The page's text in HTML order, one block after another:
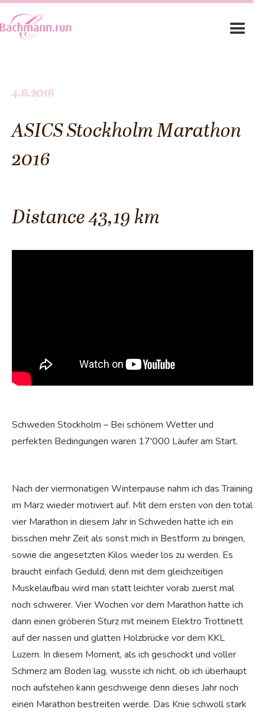
4.6.2016
ASICS Stockholm Marathon
2016
Distance 43,19 km
Schweden Stockholm – Bei schönem Wetter und
perfekten Bedingungen waren 17'000 Läufer am Start.
Nach der viermonatigen Winterpause nahm ich das Training
im März wieder motiviert auf. Mit dem ersten von den total
vier Marathon in diesem Jahr in Schweden hatte ich ein
bisschen mehr Zeit als sonst mich in Bestform zu bringen,
sowie die angesetzten Kilos wieder los zu werden. Es
braucht einfach Geduld, denn mit dem gleichzeitigen
Muskelaufbau wird man statt leichter vorab zuerst mal
noch schwerer. Vier Wochen vor dem Marathon hatte ich
dann einen gröberen Sturz mit meinem Elektro Trottinett
auf der nassen und glatten Holzbrücke vor dem KKL
Luzern. In diesem Moment, als ich geschockt und voller
Schmerz am Boden lag, wusste ich nicht, ob ich überhaupt
noch aufstehen kann geschweige denn dieses Jahr noch
einen Marathon bestreiten werde. Das Knie schwoll stark